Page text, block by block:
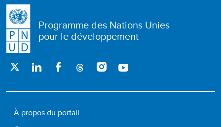
Programme des Nations Unies
pour le développement
À propos du portail